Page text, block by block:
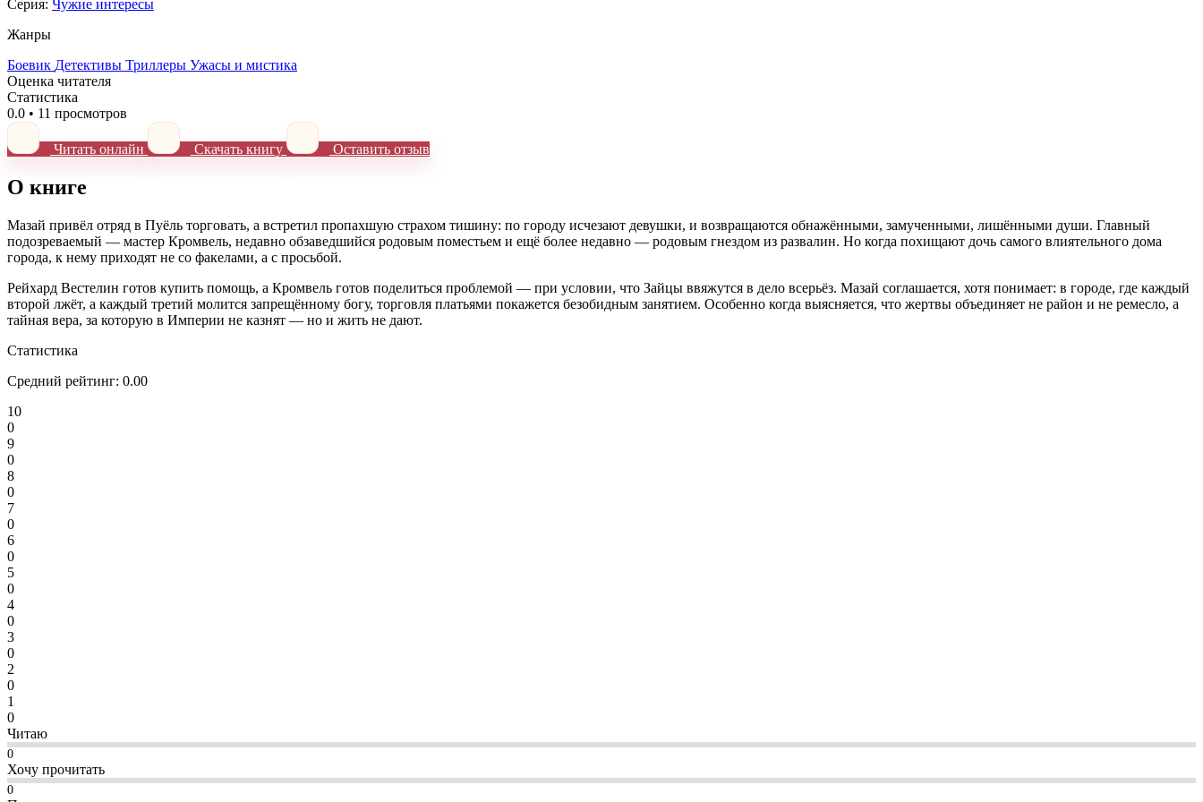
Серия: Чужие интересы
Жанры
Боевик Детективы Триллеры Ужасы и мистика
Оценка читателя
Статистика
0.0 • 11 просмотров
Читать онлайн Скачать книгу Оставить отзыв
О книге
Мазай привёл отряд в Пуёль торговать, а встретил пропахшую страхом тишину: по городу исчезают девушки, и возвращаются обнажёнными, замученными, лишёнными души. Главный
подозреваемый — мастер Кромвель, недавно обзаведшийся родовым поместьем и ещё более недавно — родовым гнездом из развалин. Но когда похищают дочь самого влиятельного дома
города, к нему приходят не со факелами, а с просьбой.
Рейхард Вестелин готов купить помощь, а Кромвель готов поделиться проблемой — при условии, что Зайцы ввяжутся в дело всерьёз. Мазай соглашается, хотя понимает: в городе, где каждый
второй лжёт, а каждый третий молится запрещённому богу, торговля платьями покажется безобидным занятием. Особенно когда выясняется, что жертвы объединяет не район и не ремесло, а
тайная вера, за которую в Империи не казнят — но и жить не дают.
Статистика
Средний рейтинг: 0.00
10
0
9
0
8
0
7
0
6
0
5
0
4
0
3
0
2
0
1
0
Читаю
0
Хочу прочитать
0